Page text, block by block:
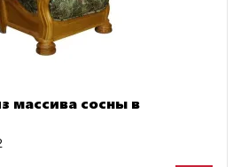
массива сосны в